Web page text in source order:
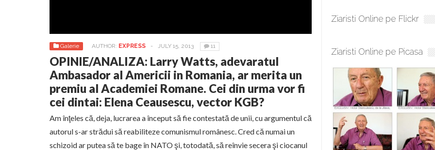
Galerie AUTHOR: EXPRESS - JULY 15, 2013 11
OPINIE/ANALIZA: Larry Watts, adevaratul
Ambasador al Americii in Romania, ar merita un
premiu al Academiei Romane. Cei din urma vor fi
cei dintai: Elena Ceausescu, vector KGB?
Am înţeles că, deja, lucrarea a început să fie contestată de unii, cu argumentul că
autorul s-ar strădui să reabiliteze comunismul românesc. Cred că numai un
schizoid ar putea să te bage în NATO şi, totodată, să reînvie secera şi ciocanul
Ziaristi Online pe Flickr
Ziaristi Online pe Picasa